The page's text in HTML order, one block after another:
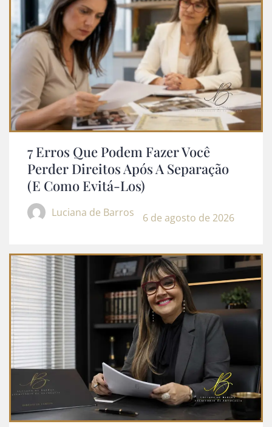
7 Erros Que Podem Fazer Você
Perder Direitos Após A Separação
(e Como Evitá-Los)
Luciana de Barros 6 de agosto de 2026